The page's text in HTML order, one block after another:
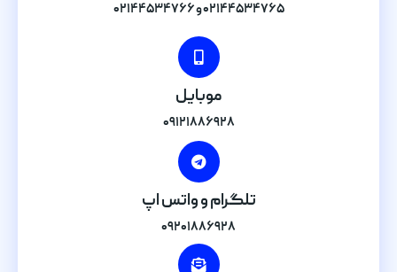
۰۲۱۴۴۵۳۴۷۶۵ و ۰۲۱۴۴۵۳۴۷۶۶
موبایل
۰۹۱۲۱۸۸۶۹۲۸
تلگرام و واتس اپ
۰۹۲۰۱۸۸۶۹۲۸